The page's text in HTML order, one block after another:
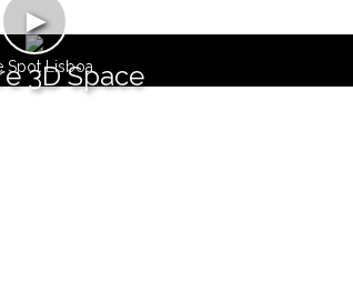
►
3D Space
Spot Lisboa